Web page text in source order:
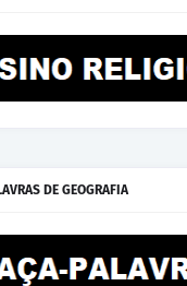
DE GEOGRAFIA